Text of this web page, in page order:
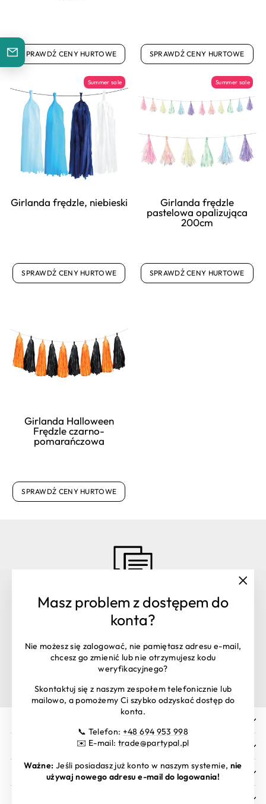
Masz problem z dostępem do
konta?
Nie możesz się zalogować, nie pamiętasz adresu e-mail,
chcesz go zmienić lub nie otrzymujesz kodu
weryfikacyjnego?
Skontaktuj się z naszym zespołem telefonicznie lub
mailowo, a pomożemy Ci szybko odzyskać dostęp do
konta.
📞 Telefon: +48 694 953 998
✉️ E-mail: trade@partypal.pl
Ważne: Jeśli posiadasz już konto w naszym systemie, nie
używaj nowego adresu e-mail do logowania!
SPRAWDŹ CENY HURTOWE SPRAWDŹ CENY HURTOWE
Summer sale
Girlanda frędzle, niebieski
SPRAWDŹ CENY HURTOWE
Summer sale
Girlanda frędzle
pastelowa opalizująca
200cm
SPRAWDŹ CENY HURTOWE
Girlanda Halloween
Frędzle czarno-
pomarańczowa
SPRAWDŹ CENY HURTOWE
Masz pytania? Skontaktuj się z
Obsługa zamówień:+48 516 106 398
shop@partypal.pl
trade@partypal.pl
INFORMACJE
MATERIAŁY DO POBRANIA